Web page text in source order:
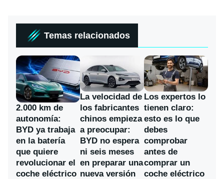
Temas relacionados
2.000 km de
autonomía:
BYD ya trabaja
en la batería
que quiere
revolucionar el
coche eléctrico
La velocidad de
los fabricantes
chinos empieza
a preocupar:
BYD no espera
ni seis meses
en preparar una
nueva versión
Los expertos lo
tienen claro:
esto es lo que
debes
comprobar
antes de
comprar un
coche eléctrico